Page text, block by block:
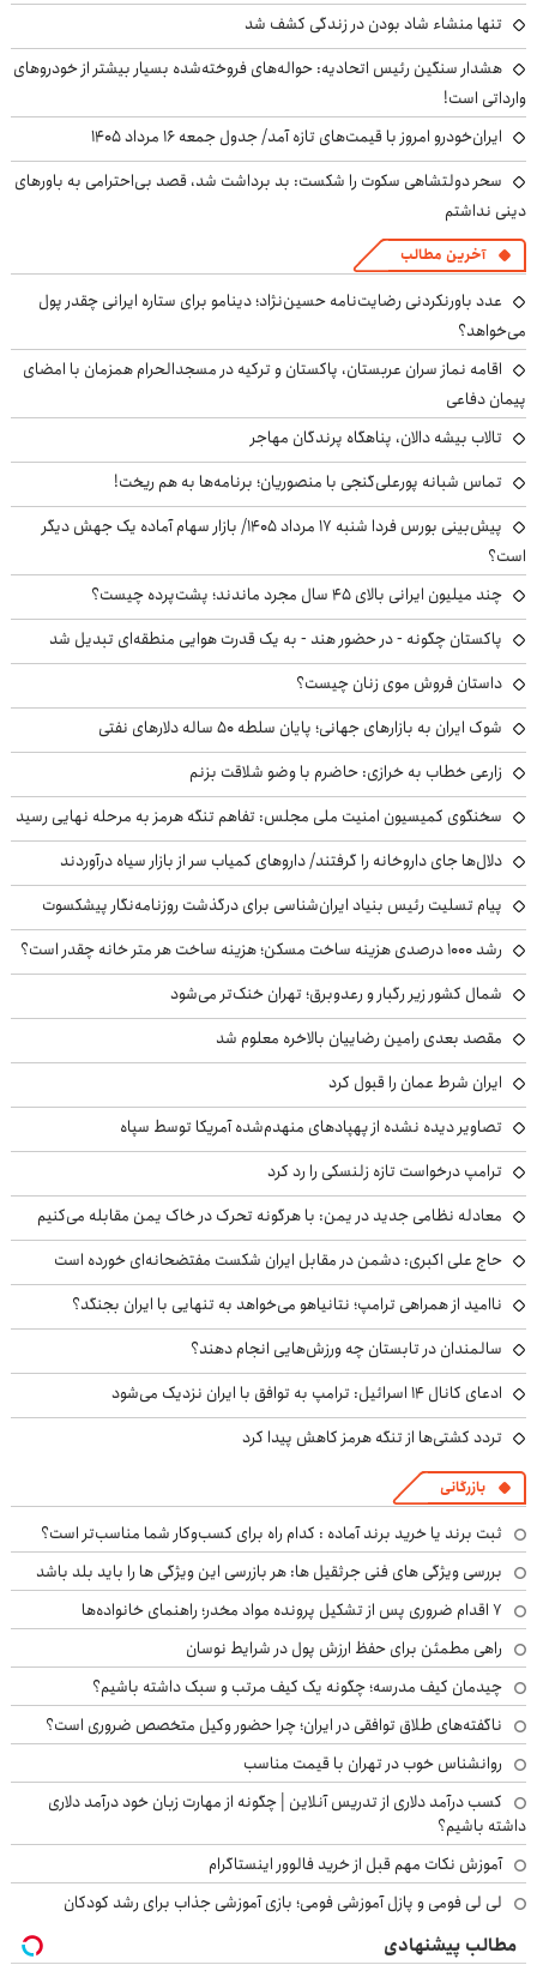
تنها منشاء شاد بودن در زندگی کشف شد
هشدار سنگین رئیس اتحادیه: حواله‌های فروخته‌شده بسیار بیشتر از خودروهای
وارداتی است!
ایران‌خودرو امروز با قیمت‌های تازه آمد/ جدول جمعه ۱۶ مرداد ۱۴۰۵
سحر دولتشاهی سکوت را شکست: بد برداشت شد، قصد بی‌احترامی به باورهای
دینی نداشتم
آخرین مطالب
عدد باورنکردنی رضایت‌نامه حسین‌نژاد؛ دینامو برای ستاره ایرانی چقدر پول
می‌خواهد؟
اقامه نماز سران عربستان، پاکستان و ترکیه در مسجدالحرام همزمان با امضای
پیمان دفاعی
تالاب بیشه دالان، پناهگاه پرندگان مهاجر
تماس شبانه پورعلی‌گنجی با منصوریان؛ برنامه‌ها به هم ریخت!
پیش‌بینی بورس فردا شنبه ۱۷ مرداد ۱۴۰۵/ بازار سهام آماده یک جهش دیگر
است؟
چند میلیون ایرانی بالای ۴۵ سال مجرد ماندند؛ پشت‌پرده چیست؟
پاکستان چگونه - در حضور هند - به یک قدرت هوایی منطقه‌ای تبدیل شد
داستان فروش موی زنان چیست؟
شوک ایران به بازارهای جهانی؛ پایان سلطه ۵۰ ساله دلارهای نفتی
زارعی خطاب به خرازی: حاضرم با وضو شلاقت بزنم
سخنگوی کمیسیون امنیت ملی مجلس: تفاهم تنگه هرمز به مرحله نهایی رسید
دلال‌ها جای داروخانه را گرفتند/ داروهای کمیاب سر از بازار سیاه درآوردند
پیام تسلیت رئیس بنیاد ایران‌شناسی برای درگذشت روزنامه‌نگار پیشکسوت
رشد ۱۰۰۰ درصدی هزینه ساخت مسکن؛ هزینه ساخت هر متر خانه چقدر است؟
شمال کشور زیر رگبار و رعدوبرق؛ تهران خنک‌تر می‌شود
مقصد بعدی رامین رضاییان بالاخره معلوم شد
ایران شرط عمان را قبول کرد
تصاویر دیده نشده از پهپادهای منهدم‌شده آمریکا توسط سپاه
ترامپ درخواست تازه زلنسکی را رد کرد
معادله نظامی جدید در یمن: با هرگونه تحرک در خاک یمن مقابله می‌کنیم
حاج علی اکبری: دشمن در مقابل ایران شکست مفتضحانه‌ای خورده است
ناامید از همراهی ترامپ؛ نتانیاهو می‌خواهد به تنهایی با ایران بجنگد؟
سالمندان در تابستان چه ورزش‌هایی انجام دهند؟
ادعای کانال ۱۴ اسرائیل: ترامپ به توافق با ایران نزدیک می‌شود
تردد کشتی‌ها از تنگه هرمز کاهش پیدا کرد
بازرگانی
ثبت برند یا خرید برند آماده : کدام راه برای کسب‌وکار شما مناسب‌تر است؟
بررسی ویژگی های فنی جرثقیل ها: هر بازرسی این ویژگی ها را باید بلد باشد
۷ اقدام ضروری پس از تشکیل پرونده مواد مخدر؛ راهنمای خانواده‌ها
راهی مطمئن برای حفظ ارزش پول در شرایط نوسان
چیدمان کیف مدرسه؛ چگونه یک کیف مرتب و سبک داشته باشیم؟
ناگفته‌های طلاق توافقی در ایران؛ چرا حضور وکیل متخصص ضروری است؟
روانشناس خوب در تهران با قیمت مناسب
کسب درآمد دلاری از تدریس آنلاین | چگونه از مهارت زبان خود درآمد دلاری
داشته باشیم؟
آموزش نکات مهم قبل از خرید فالوور اینستاگرام
لی لی فومی و پازل آموزشی فومی؛ بازی آموزشی جذاب برای رشد کودکان
مطالب پیشنهادی